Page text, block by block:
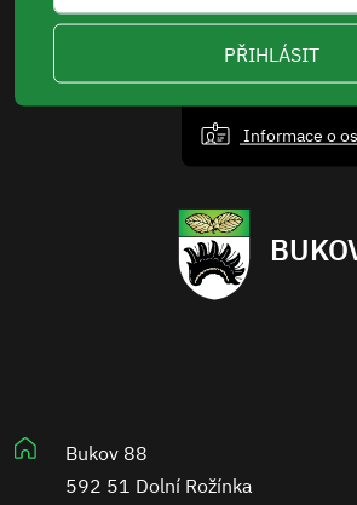
PŘIHLÁSIT
Informace o
Bukov 88
592 51 Dolní Rožínka